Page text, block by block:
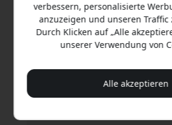
Empfohlener
14.99
Jetzt kaufen
Auf Lager -
verbessern, personalisierte
anzuzeigen und unseren Traffic
Durch Klicken auf „Alle
unserer Verwendung von
Alle akzeptieren